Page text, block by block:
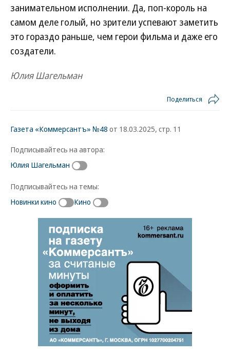
занимательном исполнении. Да, поп-король на
самом деле голый, но зрители успевают заметить
это гораздо раньше, чем герои фильма и даже его
создатели.
Юлия Шагельман
Поделиться
Газета «Коммерсантъ» №48 от 18.03.2025, стр. 11
Подписывайтесь на автора:
Юлия Шагельман
Подписывайтесь на темы:
Новинки кино
Кино